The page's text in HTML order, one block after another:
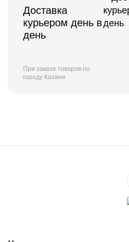
Доставка
курьером день в
день
При заказе товаров по
городу Казани